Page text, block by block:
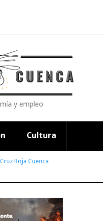
y empleo
Cultura
Roja Cuenca